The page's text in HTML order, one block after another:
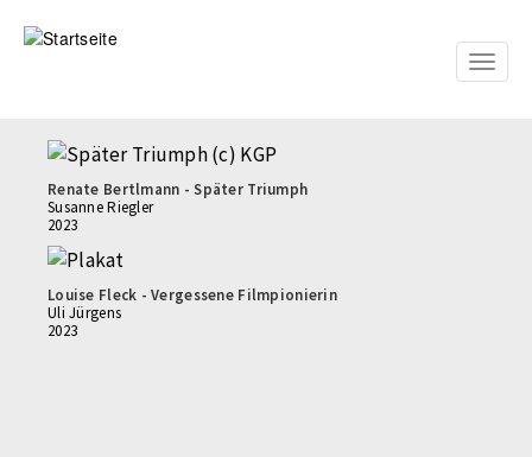
zum
Toggle
Renate Bertlmann - Später Triumph
Susanne Riegler
2023
Louise Fleck - Vergessene Filmpionierin
Uli Jürgens
2023